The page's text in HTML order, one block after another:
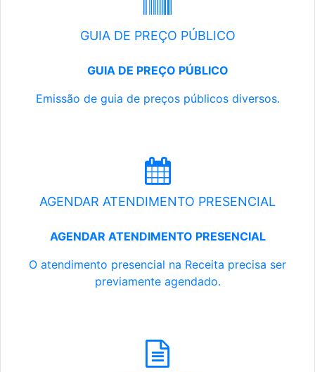
GUIA DE PREÇO PÚBLICO
GUIA DE PREÇO PÚBLICO
Emissão de guia de preços públicos diversos.
AGENDAR ATENDIMENTO PRESENCIAL
AGENDAR ATENDIMENTO PRESENCIAL
O atendimento presencial na Receita precisa ser
previamente agendado.